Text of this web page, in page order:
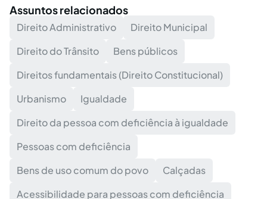
Assuntos relacionados
Direito Administrativo
Direito Municipal
Direito do Trânsito
Bens públicos
Direitos fundamentais (Direito Constitucional)
Urbanismo
Igualdade
Direito da pessoa com deficiência à igualdade
Pessoas com deficiência
Bens de uso comum do povo
Calçadas
Acessibilidade para pessoas com deficiência